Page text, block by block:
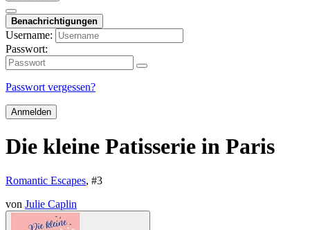
Benachrichtigungen
Username:
Passwort:
Passwort vergessen?
Anmelden
Die kleine Patisserie in Paris
Romantic Escapes, #3
von Julie Caplin